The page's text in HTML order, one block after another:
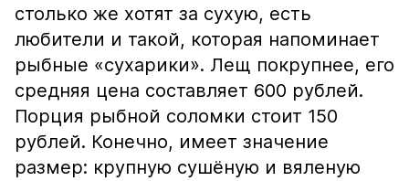
столько же хотят за сухую, есть
любители и такой, которая напоминает
рыбные «сухарики». Лещ покрупнее, его
средняя цена составляет 600 рублей.
Порция рыбной соломки стоит 150
рублей. Конечно, имеет значение
размер: крупную сушёную и вяленую